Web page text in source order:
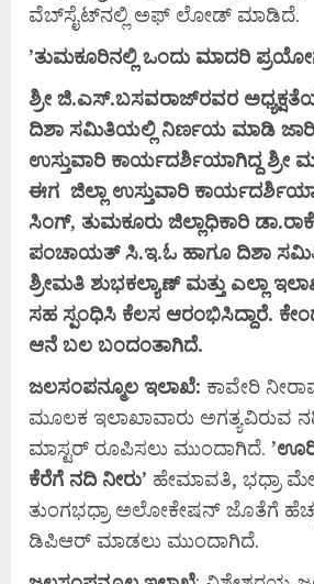
ವೆಬ್‌ಸೈಟ್‌ನಲ್ಲಿ ಅಫ್ ಲೋಡ್ ಮಾಡಿದೆ.
’ತುಮಕೂರಿನಲ್ಲಿ ಒಂದು ಮಾದರಿ
ಶ್ರೀ ಜಿ.ಎಸ್.ಬಸವರಾಜ್‌ರವರ
ದಿಶಾ ಸಮಿತಿಯಲ್ಲಿ ನಿರ್ಣಯ ಮಾಡಿ
ಉಸ್ತುವಾರಿ ಕಾರ್ಯದರ್ಶಿಯಾಗಿದ್ದಶ್ರೀ
ಈಗ ಜಿಲ್ಲಾ ಉಸ್ತುವಾರಿ
ಸಿಂಗ್, ತುಮಕೂರು ಜಿಲ್ಲಾಧಿಕಾರಿ ಡಾ.
ಪಂಚಾಯತ್ಸಿ.ಇ.ಓ ಹಾಗೂ ದಿಶಾ
ಶ್ರೀಮತಿ ಶುಭಕಲ್ಯಾಣ್ ಮತ್ತು ಎಲ್ಲಾ
ಸಹ ಸ್ಪಂಧಿಸಿ ಕೆಲಸ ಆರಂಭಿಸಿದ್ದಾರೆ.
ಆನೆ ಬಲ ಬಂದಂತಾಗಿದೆ.
ಜಲಸಂಪನ್ಮೂಲ ಇಲಾಖೆ: ಕಾವೇರಿ
ಮೂಲಕ ಇಲಾಖಾವಾರು ಅಗತ್ಯವಿರುವ
ಮಾಸ್ಟರ್ ರೂಪಿಸಲು ಮುಂದಾಗಿದೆ. ’
ಕೆರೆಗೆ ನದಿ ನೀರು’ ಹೇಮಾವತಿ, ಭಧ್ರಾ
ತುಂಗಭಧ್ರಾ ಅಲೋಕೇಷನ್ ಜೊತೆಗೆ
ಡಿಪಿಆರ್ ಮಾಡಲು ಮುಂದಾಗಿದೆ.